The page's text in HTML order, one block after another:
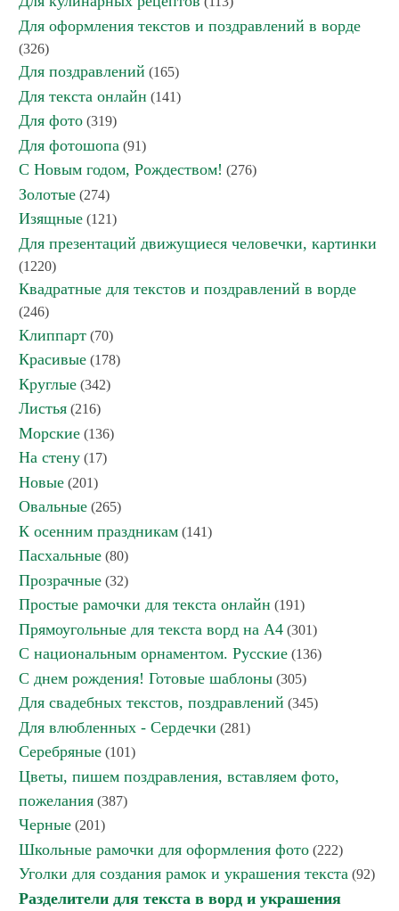
Для оформления текстов и поздравлений в ворде
(326)
Для поздравлений (165)
Для текста онлайн (141)
Для фото (319)
Для фотошопа (91)
С Новым годом, Рождеством! (276)
Золотые (274)
Изящные (121)
Для презентаций движущиеся человечки, картинки
(1220)
Квадратные для текстов и поздравлений в ворде
(246)
Клиппарт (70)
Красивые (178)
Круглые (342)
Листья (216)
Морские (136)
На стену (17)
Новые (201)
Овальные (265)
К осенним праздникам (141)
Пасхальные (80)
Прозрачные (32)
Простые рамочки для текста онлайн (191)
Прямоугольные для текста ворд на А4 (301)
С национальным орнаментом. Русские (136)
С днем рождения! Готовые шаблоны (305)
Для свадебных текстов, поздравлений (345)
Для влюбленных - Сердечки (281)
Серебряные (101)
Цветы, пишем поздравления, вставляем фото,
пожелания (387)
Черные (201)
Школьные рамочки для оформления фото (222)
Уголки для создания рамок и украшения текста (92)
Разделители для текста в ворд и украшения